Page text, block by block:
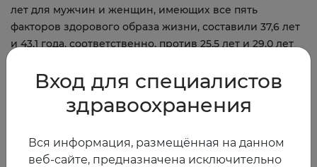
лет для мужчин и женщин, имеющих все пять
факторов здорового образа жизни, составили 37,6 лет
и 43,1 года, соответственно, против 25,5 лет и 29,0 лет
факторами образа жизни низкого риска.
Эти данные служат дополнительным доказательством
снизить преждевременную смертность и продлить
продолжительность жизни.
Вход для специалистов
здравоохранения
Вся информация, размещённая на данном
веб-сайте, предназначена исключительно